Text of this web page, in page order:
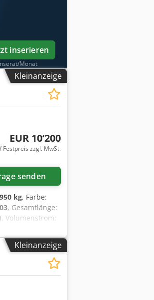
inserieren
Monat
Kleinanzeige
EUR 10’200
Festpreis zzgl. MwSt.
senden
950 kg, Farbe:
, Gesamtlänge:
, Volumenstrom:
- Auflauf-
LKW-DIN-
Kleinanzeige